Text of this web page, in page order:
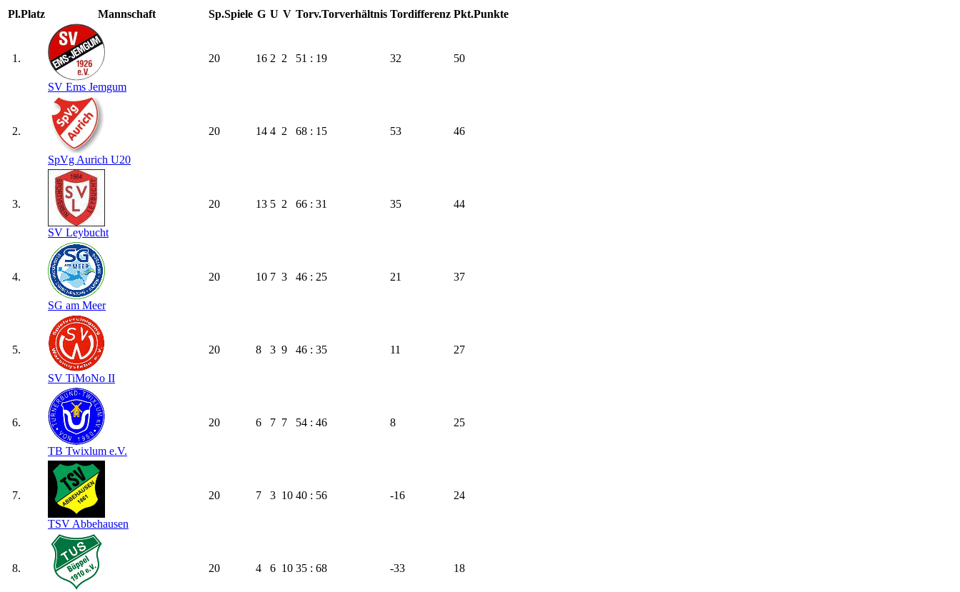
Pl.Platz Mannschaft Sp.Spiele G U V Torv.Torverhältnis Tordifferenz Pkt.Punkte
1.
SV Ems Jemgum
20 16 2 2 51 : 19 32 50
2.
SpVg Aurich U20
20 14 4 2 68 : 15 53 46
3.
SV Leybucht
20 13 5 2 66 : 31 35 44
4.
SG am Meer
20 10 7 3 46 : 25 21 37
5.
SV TiMoNo II
20 8 3 9 46 : 35 11 27
6.
TB Twixlum e.V.
20 6 7 7 54 : 46 8 25
7.
TSV Abbehausen
20 7 3 10 40 : 56 -16 24
8. 20 4 6 10 35 : 68 -33 18